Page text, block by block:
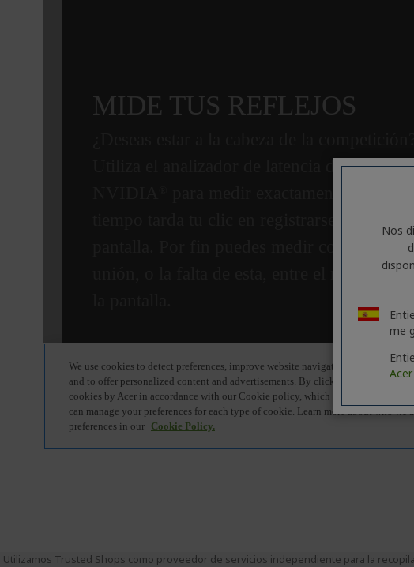
Utilizamos Trusted Shops como proveedor de servicios independiente para la
Nos
me